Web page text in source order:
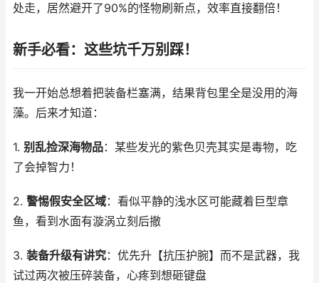
处走，居然避开了90%的怪物刷新点，效率直接翻倍！
新手必看：这些坑千万别踩！
我一开始总想着把装备栏塞满，结果背包里全是没用的海
藻。后来才知道：
1. 别乱捡深海物品：某些发光的紫色贝壳其实是毒物，吃
了会掉智力！
2. 警惕假安全区域：看似平静的浅水区可能藏着巨型章
鱼，看到水面有漩涡立刻后撤
3. 装备升级有讲究：优先升【抗压护腕】而不是武器，我
试过两次被压碎装备，心疼到想砸键盘